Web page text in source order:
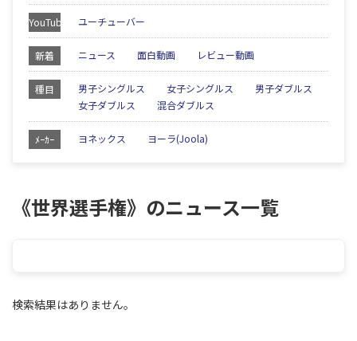
YouTube ユーチューバー
新着 ニュース 面白動画 レビュー動画
種目 男子シングルス 女子シングルス
男子ダブルス
女子ダブルス
混合ダブルス
ﾒｰｶｰ ヨネックス ヨーラ(Joola)
《世界選手権》のニュース一覧
検索結果はありません。